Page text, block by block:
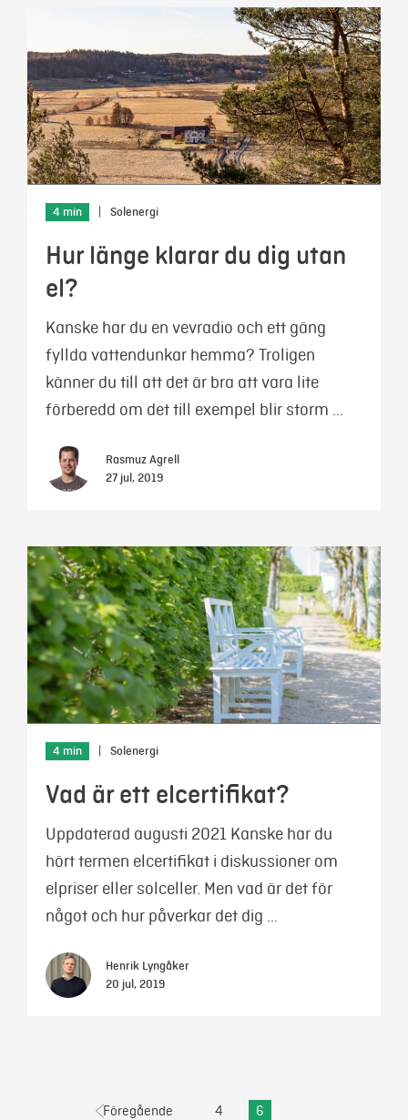
4 min Solenergi
Hur länge klarar du dig utan
el?
Kanske har du en vevradio och ett gäng
fyllda vattendunkar hemma? Troligen
känner du till att det är bra att vara lite
förberedd om det till exempel blir storm …
Rasmuz Agrell
27 jul, 2019
4 min Solenergi
Vad är ett elcertifikat?
Uppdaterad augusti 2021 Kanske har du
hört termen elcertifikat i diskussioner om
elpriser eller solceller. Men vad är det för
något och hur påverkar det dig …
Henrik Lyngåker
20 jul, 2019
Föregående 4 6